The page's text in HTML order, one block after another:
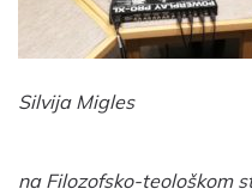
Silvija Migles
na Filozofsko-teološkom